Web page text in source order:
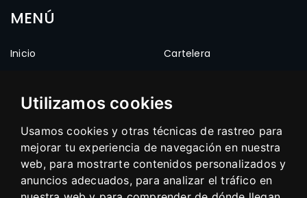
Utilizamos cookies
Usamos cookies y otras técnicas de rastreo para
mejorar tu experiencia de navegación en nuestra
web, para mostrarte contenidos personalizados y
anuncios adecuados, para analizar el tráfico en
MENÚ
Inicio
Estructura
Documentos
Multimedia
Cartelera
Clubes
Contacto